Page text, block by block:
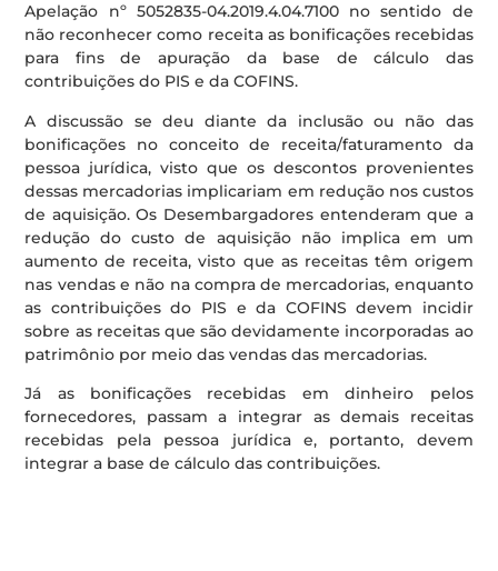
Apelação nº 5052835-04.2019.4.04.7100 no sentido de
não reconhecer como receita as bonificações recebidas
para fins de apuração da base de cálculo das
contribuições do PIS e da COFINS.
A discussão se deu diante da inclusão ou não das
bonificações no conceito de receita/faturamento da
pessoa jurídica, visto que os descontos provenientes
dessas mercadorias implicariam em redução nos custos
de aquisição. Os Desembargadores entenderam que a
redução do custo de aquisição não implica em um
aumento de receita, visto que as receitas têm origem
nas vendas e não na compra de mercadorias, enquanto
as contribuições do PIS e da COFINS devem incidir
sobre as receitas que são devidamente incorporadas ao
patrimônio por meio das vendas das mercadorias.
Já as bonificações recebidas em dinheiro pelos
fornecedores, passam a integrar as demais receitas
recebidas pela pessoa jurídica e, portanto, devem
integrar a base de cálculo das contribuições.